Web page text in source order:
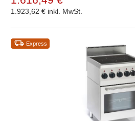
1.923,62 € inkl. MwSt.
Express